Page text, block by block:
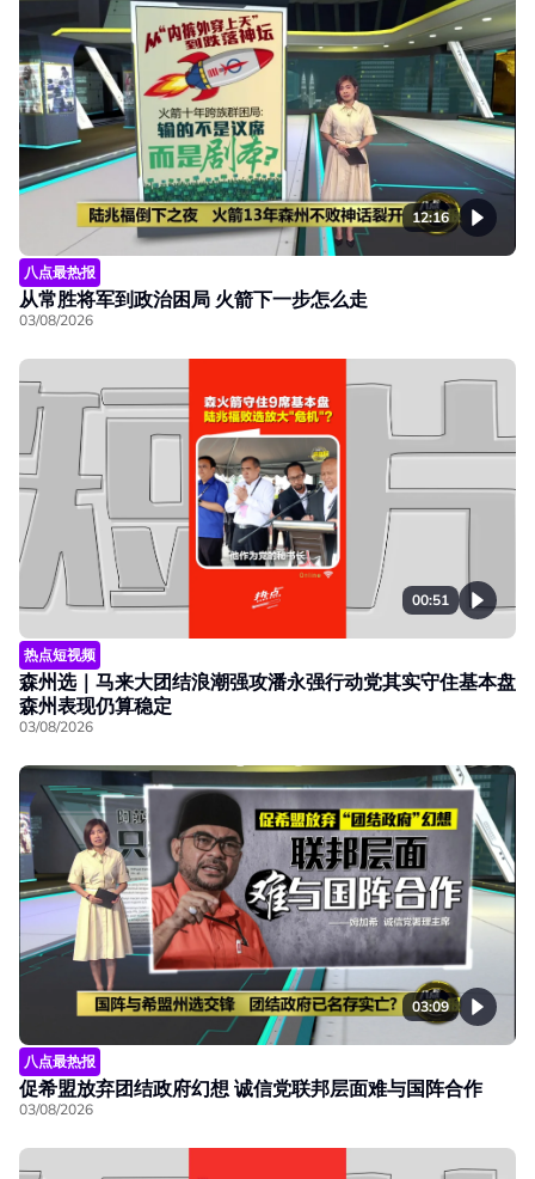
12:16
八点最热报
从常胜将军到政治困局 火箭下一步怎么走
03/08/2026
00:51
热点短视频
森州选｜马来大团结浪潮强攻潘永强行动党其实守住基本盘
森州表现仍算稳定
03/08/2026
03:09
八点最热报
促希盟放弃团结政府幻想 诚信党联邦层面难与国阵合作
03/08/2026